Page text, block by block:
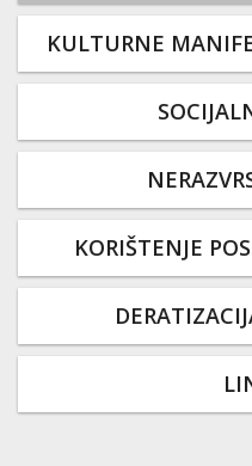
KULTURNE
KORIŠTENJE